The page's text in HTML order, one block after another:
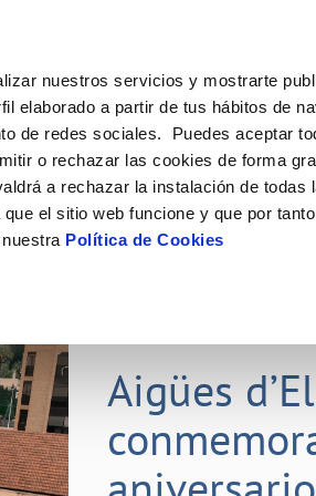
nuestros servicios y mostrarte
elaborado a partir de tus hábitos de
de redes sociales. Puedes aceptar
o rechazar las cookies de forma
a rechazar la instalación de todas
el sitio web funcione y que por
Política de Cookies
MODIFICACIÓN DE DATOS
Actualizar datos bancarios
Actualizar datos de
LAS GESTIONES
COMPROMISO DE SERVICIO
Carta de compromisos
Customer Counsel (Defensa del
Tu Agua
CUIDADOS DEL AGUA
Consejos de ahorro
Depósitos comunitarios
Conócenos
PERFIL DEL CONTRATANTE
Plataforma de contratación del
público
Portal del proveedor
Aigües